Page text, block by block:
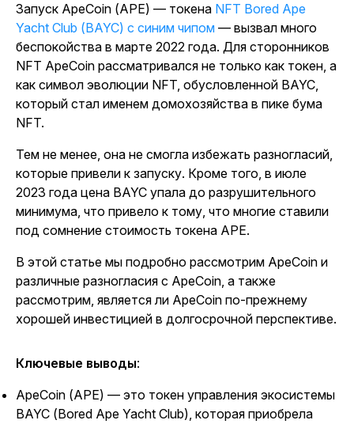
Запуск ApeCoin (APE) — токена NFT Bored Ape
Yacht Club (BAYC) с синим чипом — вызвал много
беспокойства в марте 2022 года. Для сторонников
NFT ApeCoin рассматривался не только как токен, а
как символ эволюции NFT, обусловленной BAYC,
который стал именем домохозяйства в пике бума
NFT.
Тем не менее, она не смогла избежать разногласий,
которые привели к запуску. Кроме того, в июле
2023 года цена BAYC упала до разрушительного
минимума, что привело к тому, что многие ставили
под сомнение стоимость токена APE.
В этой статье мы подробно рассмотрим ApeCoin и
различные разногласия с ApeCoin, а также
рассмотрим, является ли ApeCoin по-прежнему
хорошей инвестицией в долгосрочной перспективе.
Ключевые выводы:
ApeCoin (APE) — это токен управления экосистемы
BAYC (Bored Ape Yacht Club), которая приобрела